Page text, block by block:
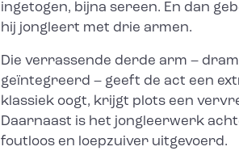
ingetogen, bijna sereen. En dan
hij jongleert met drie armen.
Die verrassende derde arm –
geïntegreerd – geeft de act een
klassiek oogt, krijgt plots een
Daarnaast is het jongleerwerk
foutloos en loepzuiver uitgevoerd.